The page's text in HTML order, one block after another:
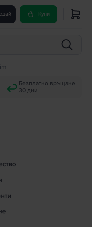
Купи
Безплатно връщане
30 дни